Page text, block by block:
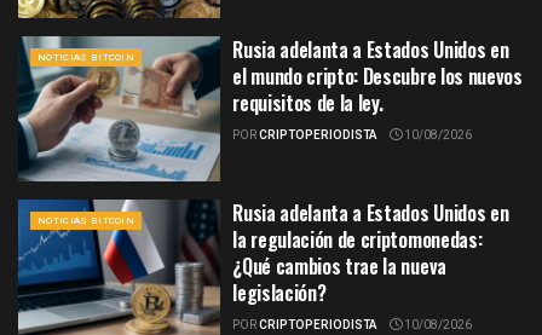
NOTICIAS BITCOIN
Rusia adelanta a Estados Unidos en
el mundo cripto: Descubre los nuevos
requisitos de la ley.
PORCRIPTOPERIODISTA 10/08/2026
NOTICIAS BITCOIN
Rusia adelanta a Estados Unidos en
la regulación de criptomonedas:
¿Qué cambios trae la nueva
legislación?
PORCRIPTOPERIODISTA 10/08/2026